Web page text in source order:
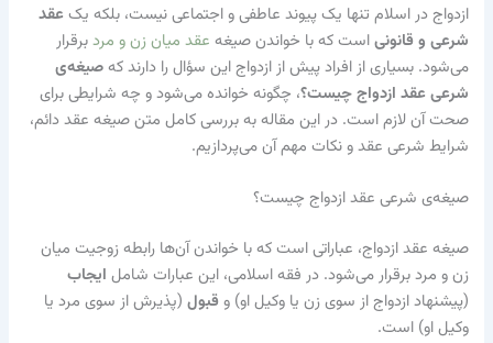
ازدواج در اسلام تنها یک پیوند عاطفی و اجتماعی نیست، بلکه یک عقد
شرعی و قانونیاست که با خواندن صیغه عقد میان زن و مردبرقرار
می‌شود. بسیاری از افراد پیش از ازدواج این سؤال را دارند کهصیغه‌ی
شرعی عقد ازدواج چیست؟، چگونه خوانده می‌شود و چه شرایطی برای
صحت آن لازم است. در این مقاله به بررسی کامل متن صیغه عقد دائم،
شرایط شرعی عقد و نکات مهم آن می‌پردازیم.
صیغه‌ی شرعی عقد ازدواج چیست؟
صیغه عقد ازدواج، عباراتی است که با خواندن آن‌ها رابطه زوجیت میان
زن و مرد برقرار می‌شود. در فقه اسلامی، این عبارات شامل ایجاب
(پیشنهاد ازدواج از سوی زن یا وکیل او) و قبول (پذیرش از سوی مرد یا
وکیل او) است.